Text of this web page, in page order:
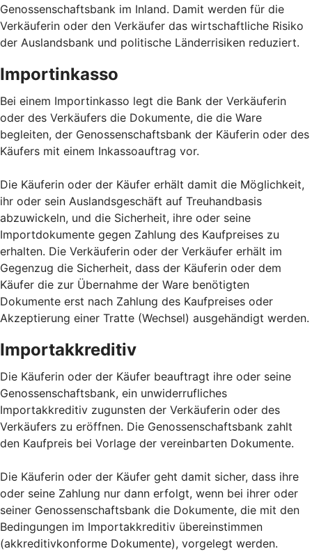
Genossenschaftsbank im Inland. Damit werden für die
Verkäuferin oder den Verkäufer das wirtschaftliche Risiko
der Auslandsbank und politische Länderrisiken reduziert.
Importinkasso
Bei einem Importinkasso legt die Bank der Verkäuferin
oder des Verkäufers die Dokumente, die die Ware
begleiten, der Genossenschaftsbank der Käuferin oder des
Käufers mit einem Inkassoauftrag vor.
Die Käuferin oder der Käufer erhält damit die Möglichkeit,
ihr oder sein Auslandsgeschäft auf Treuhandbasis
abzuwickeln, und die Sicherheit, ihre oder seine
Importdokumente gegen Zahlung des Kaufpreises zu
erhalten. Die Verkäuferin oder der Verkäufer erhält im
Gegenzug die Sicherheit, dass der Käuferin oder dem
Käufer die zur Übernahme der Ware benötigten
Dokumente erst nach Zahlung des Kaufpreises oder
Akzeptierung einer Tratte (Wechsel) ausgehändigt werden.
Importakkreditiv
Die Käuferin oder der Käufer beauftragt ihre oder seine
Genossenschaftsbank, ein unwiderrufliches
Importakkreditiv zugunsten der Verkäuferin oder des
Verkäufers zu eröffnen. Die Genossenschaftsbank zahlt
den Kaufpreis bei Vorlage der vereinbarten Dokumente.
Die Käuferin oder der Käufer geht damit sicher, dass ihre
oder seine Zahlung nur dann erfolgt, wenn bei ihrer oder
seiner Genossenschaftsbank die Dokumente, die mit den
Bedingungen im Importakkreditiv übereinstimmen
(akkreditivkonforme Dokumente), vorgelegt werden.